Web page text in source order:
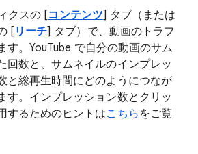
クスの [コンテンツ] タブ（または
[ リーチ] タブ）で、動画のトラフ
す。YouTube で自分の動画のサム
回数と、サムネイルのインプレッ
と総再生時間にどのようにつなが
す。インプレッション数とクリッ
するためのヒントはこちら をご覧